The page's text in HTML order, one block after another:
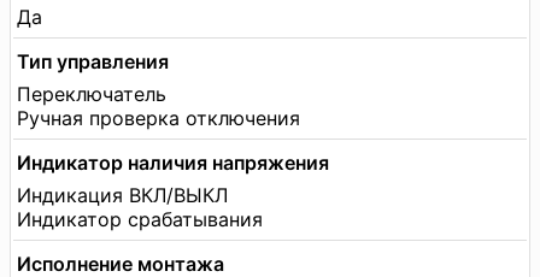
Да
Тип управления
Переключатель
Ручная проверка отключения
Индикатор наличия напряжения
Индикация ВКЛ/ВЫКЛ
Индикатор срабатывания
Исполнение монтажа